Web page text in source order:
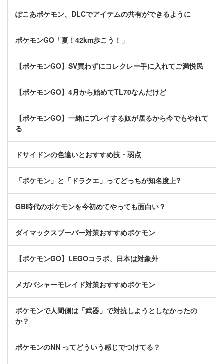
ぽこあポケモン、DLCでアイテムの共有ができるように
ポケモンGO「夏！42km歩こう！」
【ポケモンGO】SV買わずにコレクレー手に入れてご満悦民
【ポケモンGO】4月から始めてTL70なんだけど
【ポケモンGO】一緒にプレイする奴が居るから今でもやれて
る
ドサイドンの色違いとおすすめ技・弱点
「ポケモン」と「ドラクエ」ってどっちが知名度上?
GB時代のポケモンを今初めてやっても面白い？
ダイマックスブーバー対策おすすめポケモン
【ポケモンGO】LEGOコラボ、日本は対象外
メガバシャーモレイド対策おすすめポケモン
ポケモンで人間側は「武器」で対抗しようとしなかったの
か？
ポケモンのNN ってどういう感じでつけてる？